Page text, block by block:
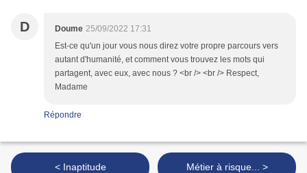
D Doume 25/09/2022 17:31
Est-ce qu'un jour vous nous direz votre propre parcours vers
autant d'humanité, et comment vous trouvez les mots qui
partagent, avec eux, avec nous ? <br /> <br /> Respect,
Madame
Répondre
< Inaptitude Métier à risque... >